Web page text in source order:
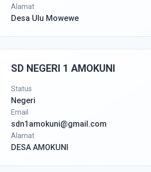
Alamat
Desa Ulu Mowewe
SD NEGERI 1 AMOKUNI
Status
Negeri
Email
sdn1amokuni@gmail.com
Alamat
DESA AMOKUNI